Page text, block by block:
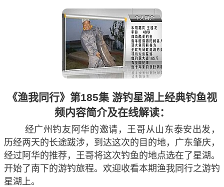
《渔我同行》第185集 游钓星湖上经典钓鱼视
频内容简介及在线解读：
经广州钓友阿华的邀请，王哥从山东泰安出发，
历经两天的长途跋涉，到达这次的目的地，广东肇庆，
经过阿华的推荐，王哥将这次钓鱼的地点选在了星湖。
开始了南下的游钓旅程。欢迎收看本期渔我同行之游钓
星湖上。